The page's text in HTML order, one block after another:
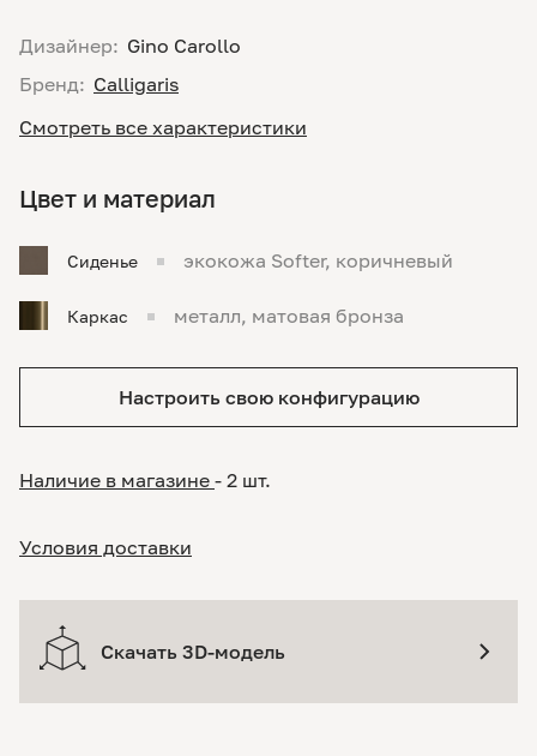
Дизайнер: Gino Carollo
Бренд: Calligaris
Смотреть все характеристики
Цвет и материал
Сиденье экокожа Softer, коричневый
Каркас металл, матовая бронза
Настроить свою конфигурацию
Наличие в магазине - 2 шт.
Условия доставки
Скачать 3D-модель